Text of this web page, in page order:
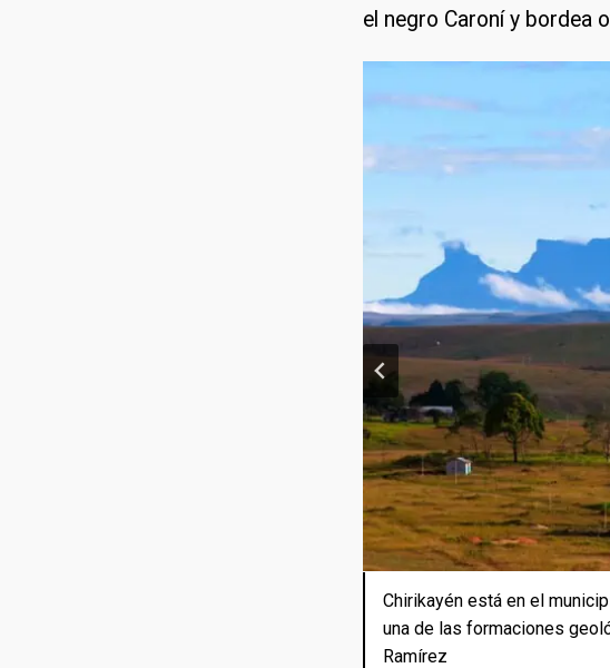
el negro Caroní y bordea
Chirikayén está en el
una de las formaciones
Ramírez
Parte del municipio Gran
los linderos del área
indígenas como ocurre en el
En varios puntos de la Gran
María de los Ángeles
Además de tepuyes, en la
poca altura. Crédito: María
Ilu, Tramen y Karauri, tres
tepuyes de la Gran Sabana.